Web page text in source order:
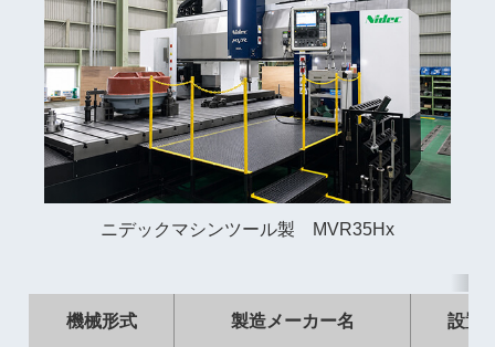
ニデックマシンツール製 MVR35Hx
機械形式 製造メーカー名 設置